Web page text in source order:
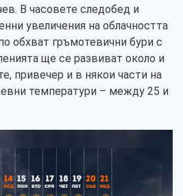
В часовете следобед и
увеличения на облачността
обхват гръмотевични бури с
ще се развиват около и
привечер и в някои части на
температури – между 25 и